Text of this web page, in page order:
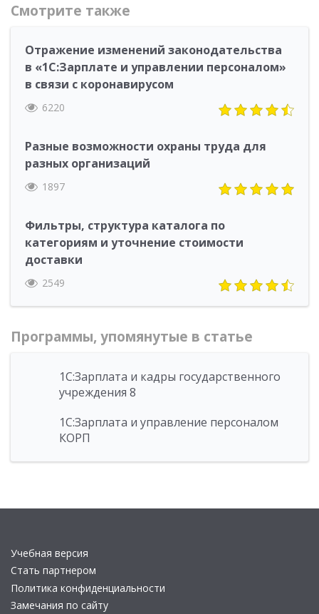
Смотрите также
Отражение изменений законодательства
в «1С:Зарплате и управлении персоналом»
в связи с коронавирусом
6220
Разные возможности охраны труда для
разных организаций
1897
Фильтры, структура каталога по
категориям и уточнение стоимости
доставки
2549
Программы, упомянутые в статье
1С:Зарплата и кадры государственного
учреждения 8
1С:Зарплата и управление персоналом
КОРП
Учебная версия
Стать партнером
Политика конфиденциальности
Замечания по сайту